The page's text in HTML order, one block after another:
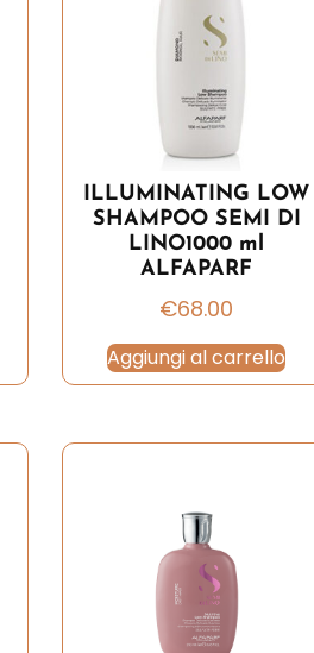
ILLUMINATING LOW
SHAMPOO SEMI DI
LINO1000 ml
ALFAPARF
€68.00
Aggiungi al carrello